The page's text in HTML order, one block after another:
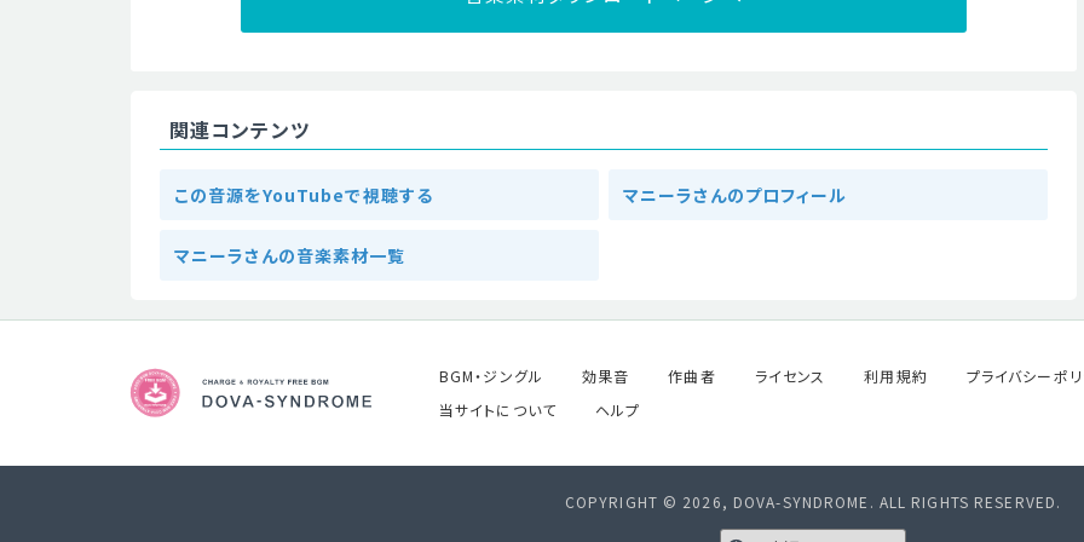
関連コンテンツ
この音源をYouTubeで視聴する マニーラさんのプロフィール
マニーラさんの音楽素材一覧
BGM・ジングル 効果音 作曲者 ライセンス 利用規約 プライバシーポ
当サイトについて
ヘルプ
COPYRIGHT © 2026, DOVA-SYNDROME. ALL RIGHTS RESERVED.